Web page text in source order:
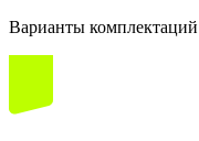
Варианты комплектаций